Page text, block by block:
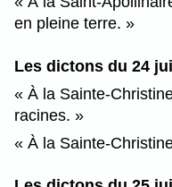
en pleine terre.
Les dictons du 24
À la Sainte-
racines.
À la Sainte-